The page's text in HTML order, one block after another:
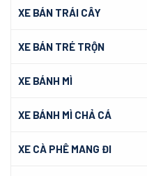
XE BÁN TRÁI CÂY
XE BÁN TRÉ TRỘN
XE BÁNH MÌ
XE BÁNH MÌ CHẢ CÁ
XE CÀ PHÊ MANG ĐI